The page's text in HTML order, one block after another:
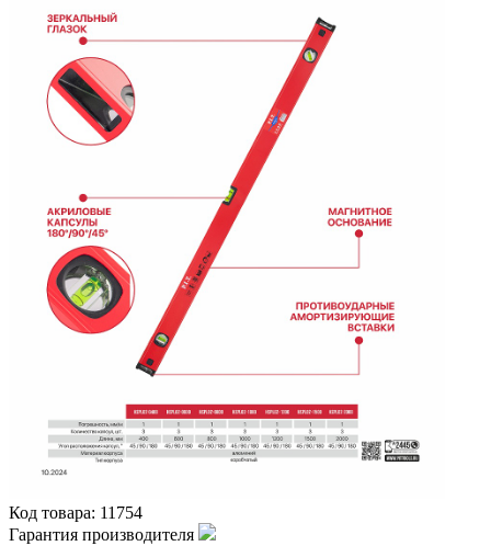
Код товара: 11754
Гарантия производителя